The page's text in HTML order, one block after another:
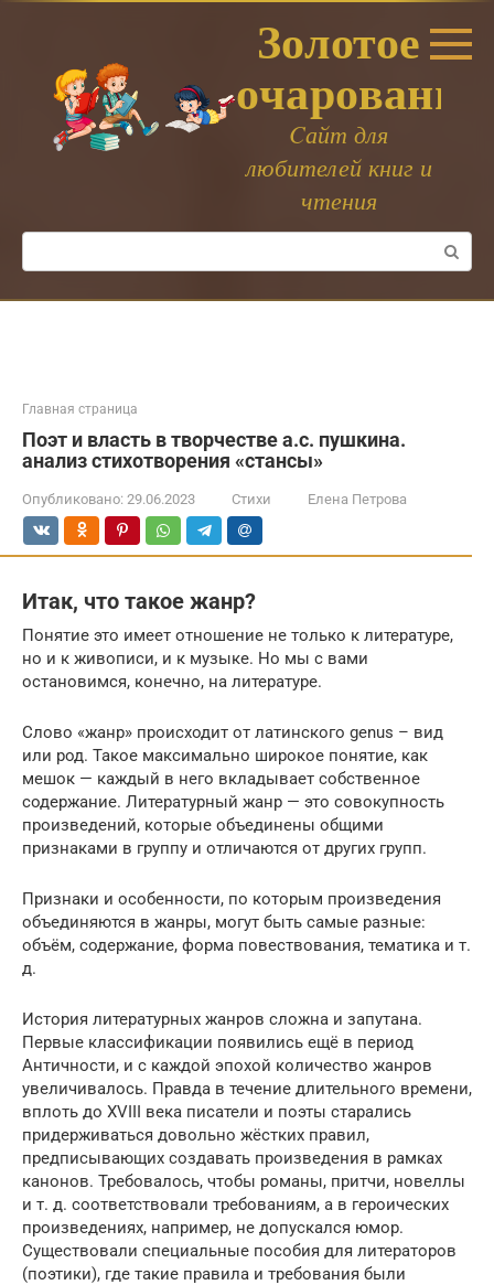
Золотое
очарование
Cайт для
любителей книг и
чтения
Поиск:
Главная страница
Поэт и власть в творчестве а.с. пушкина.
анализ стихотворения «стансы»
Опубликовано: 29.06.2023 Стихи Елена Петрова
Итак, что такое жанр?
Понятие это имеет отношение не только к литературе,
но и к живописи, и к музыке. Но мы с вами
остановимся, конечно, на литературе.
Слово «жанр» происходит от латинского genus – вид
или род. Такое максимально широкое понятие, как
мешок — каждый в него вкладывает собственное
содержание. Литературный жанр — это совокупность
произведений, которые объединены общими
признаками в группу и отличаются от других групп.
Признаки и особенности, по которым произведения
объединяются в жанры, могут быть самые разные:
объём, содержание, форма повествования, тематика и т.
д.
История литературных жанров сложна и запутана.
Первые классификации появились ещё в период
Античности, и с каждой эпохой количество жанров
увеличивалось. Правда в течение длительного времени,
вплоть до XVIII века писатели и поэты старались
придерживаться довольно жёстких правил,
предписывающих создавать произведения в рамках
канонов. Требовалось, чтобы романы, притчи, новеллы
и т. д. соответствовали требованиям, а в героических
произведениях, например, не допускался юмор.
Существовали специальные пособия для литераторов
(поэтики), где такие правила и требования были